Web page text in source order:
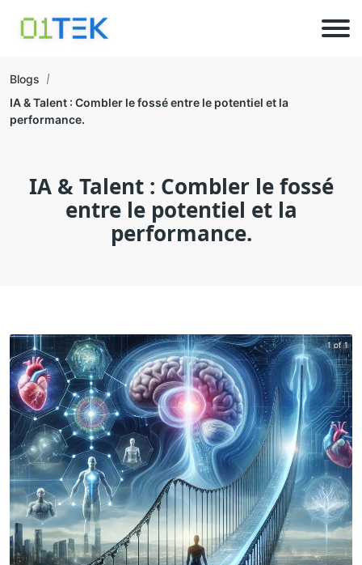
Blogs
IA & Talent : Combler le fossé entre le potentiel et la
performance.
IA & Talent : Combler le fossé
entre le potentiel et la
performance.
1 of 1